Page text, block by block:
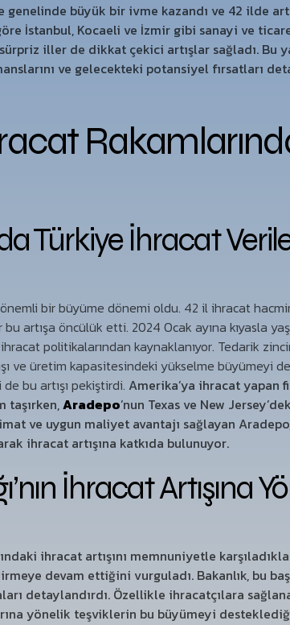
genelinde büyük bir ivme kazandı ve 42 ilde
göre İstanbul, Kocaeli ve İzmir gibi sanayi ve
iller de dikkat çekici artışlar sağladı. Bu
ve gelecekteki potansiyel fırsatları
Türkiye İhracat
bir büyüme dönemi oldu. 42 il ihracat
artışa öncülük etti. 2024 Ocak ayına kıyasla
politikalarından kaynaklanıyor. Tedarik
ve üretim kapasitesindeki yükselme büyümeyi
bu artışı pekiştirdi. Amerika’ya ihracat
taşırken,Aradepo’nun Texas ve New
ve uygun maliyet avantajı sağlayan
ihracat artışına katkıda bulunuyor.
İhracat Artışına
ihracat artışını memnuniyetle
devam ettiğini vurguladı. Bakanlık, bu
detaylandırdı. Özellikle ihracatçılara
yönelik teşviklerin bu büyümeyi